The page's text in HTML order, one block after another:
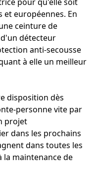
européennes. En
ceinture de
détecteur
anti-secousse
à elle un meilleur
disposition dès
personne vite par
projet
dans les prochains
dans toutes les
la maintenance de